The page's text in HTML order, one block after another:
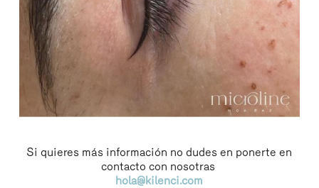
Si quieres más información no dudes en ponerte en
contacto con nosotras
hola@kilenci.com